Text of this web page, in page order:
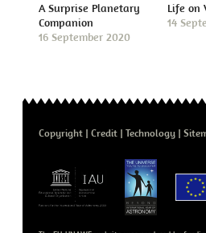
A Surprise Planetary
Companion
16 September 2020
Life on
14
Copyright Credit Technology